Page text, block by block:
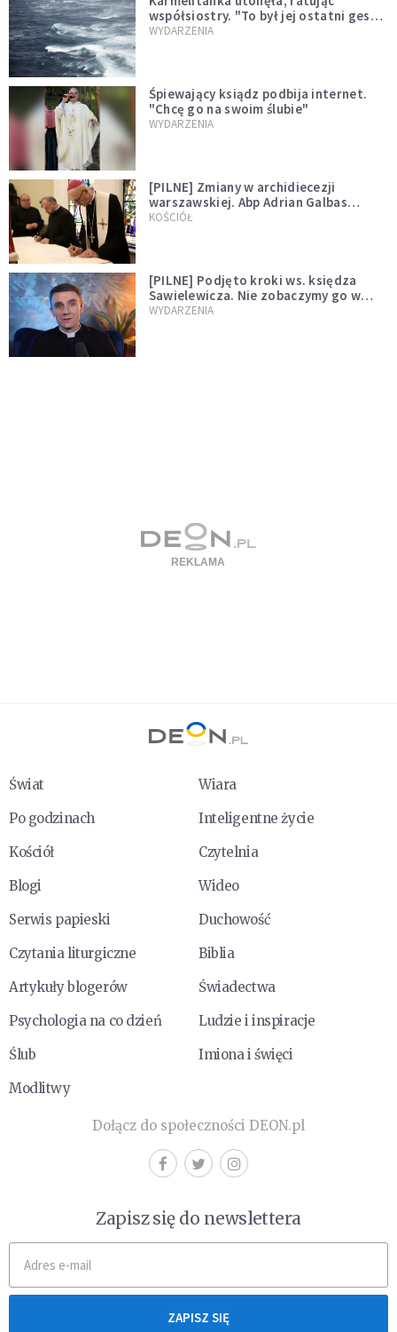
współsiostry. "To był jej ostatni gest
miłości"
WYDARZENIA
Śpiewający ksiądz podbija internet.
"Chcę go na swoim ślubie"
WYDARZENIA
[PILNE] Zmiany w archidiecezji
warszawskiej. Abp Adrian Galbas
wręczył dekrety nowym proboszczom
KOŚCIÓŁ
[PILNE] Podjęto kroki ws. księdza
Sawielewicza. Nie zobaczymy go w
mediach
WYDARZENIA
Świat
Wiara
Po godzinach
Inteligentne życie
Kościół
Czytelnia
Blogi
Wideo
Serwis papieski
Duchowość
Czytania liturgiczne
Biblia
Artykuły blogerów
Świadectwa
Psychologia na co dzień
Ludzie i inspiracje
Ślub
Imiona i święci
Modlitwy
Dołącz do społeczności DEON.pl
Zapisz się do newslettera
ZAPISZ SIĘ